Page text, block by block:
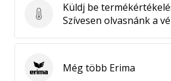
Küldj be termékértékelést
Küldj be
Szívesen olvasnánk a
ErimaMég több Erima